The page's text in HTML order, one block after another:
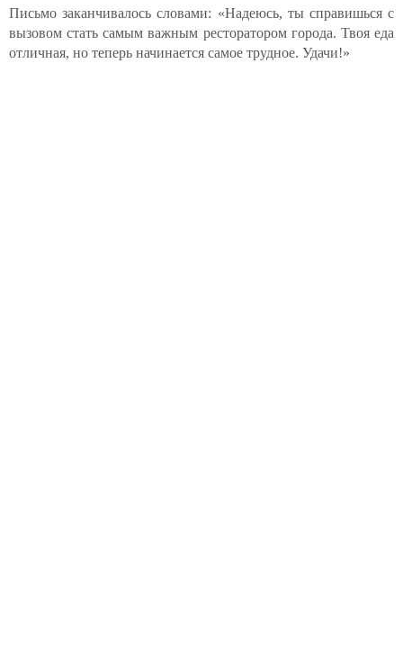
Письмо заканчивалось словами: «Надеюсь, ты справишься с
вызовом стать самым важным ресторатором города. Твоя еда
отличная, но теперь начинается самое трудное. Удачи!»